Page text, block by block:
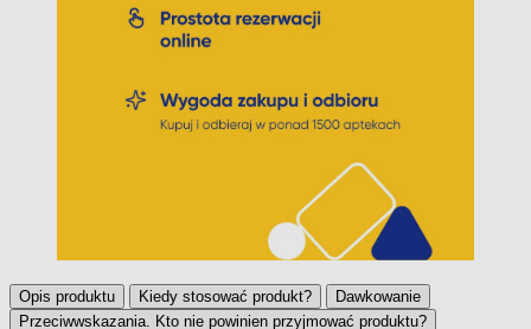
Opis produktu Kiedy stosować produkt?
Dawkowanie
Przeciwwskazania. Kto nie powinien przyjmować produktu?